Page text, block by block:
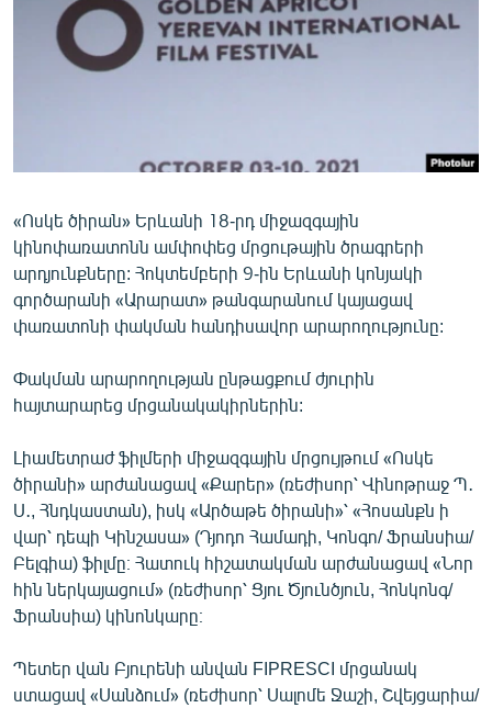
ՄՇԱԿՈՒՅԹ
ՍՊՈՐՏ
ԱՐԽԻՎ
ՏԵՍԱՆՅՈՒԹԵՐ
ԲԱՆԱՎԵՃ
ՁԳՏԵԼՈՎ ԼԱՎԱԳՈՒՅՆԻՆ
ՓՈԴՔԱՍԹ
English
Русский
ՀԵՏԵՎԵՔ ՄԵԶ
«Ոսկե ծիրան» Երևանի 18-րդ միջազգային
կինոփառատոնն ամփոփեց մրցութային ծրագրերի
արդյունքները: Հոկտեմբերի 9-ին Երևանի կոնյակի
գործարանի «Արարատ» թանգարանում կայացավ
փառատոնի փակման հանդիսավոր արարողությունը:
Փակման արարողության ընթացքում ժյուրին
հայտարարեց մրցանակակիրներին:
Լիամետրաժ ֆիլմերի միջազգային մրցույթում «Ոսկե
ծիրանի» արժանացավ «Քարեր» (ռեժիսոր՝ Վինոթրաջ Պ․
Ս․, Հնդկաստան), իսկ «Արծաթե ծիրանի»՝ «Հոսանքն ի
վար՝ դեպի Կինշասա» (Դյոդո Համադի, Կոնգո/ Ֆրանսիա/
Բելգիա) ֆիլմը։ Հատուկ հիշատակման արժանացավ «Նոր
հին ներկայացում» (ռեժիսոր՝ Ցյու Ծյունծյուն, Հոնկոնգ/
Ֆրանսիա) կինոնկարը։
Պետեր վան Բյուրենի անվան FIPRESCI մրցանակ
ստացավ «Սանձում» (ռեժիսոր՝ Սալոմե Ջաշի, Շվեյցարիա/